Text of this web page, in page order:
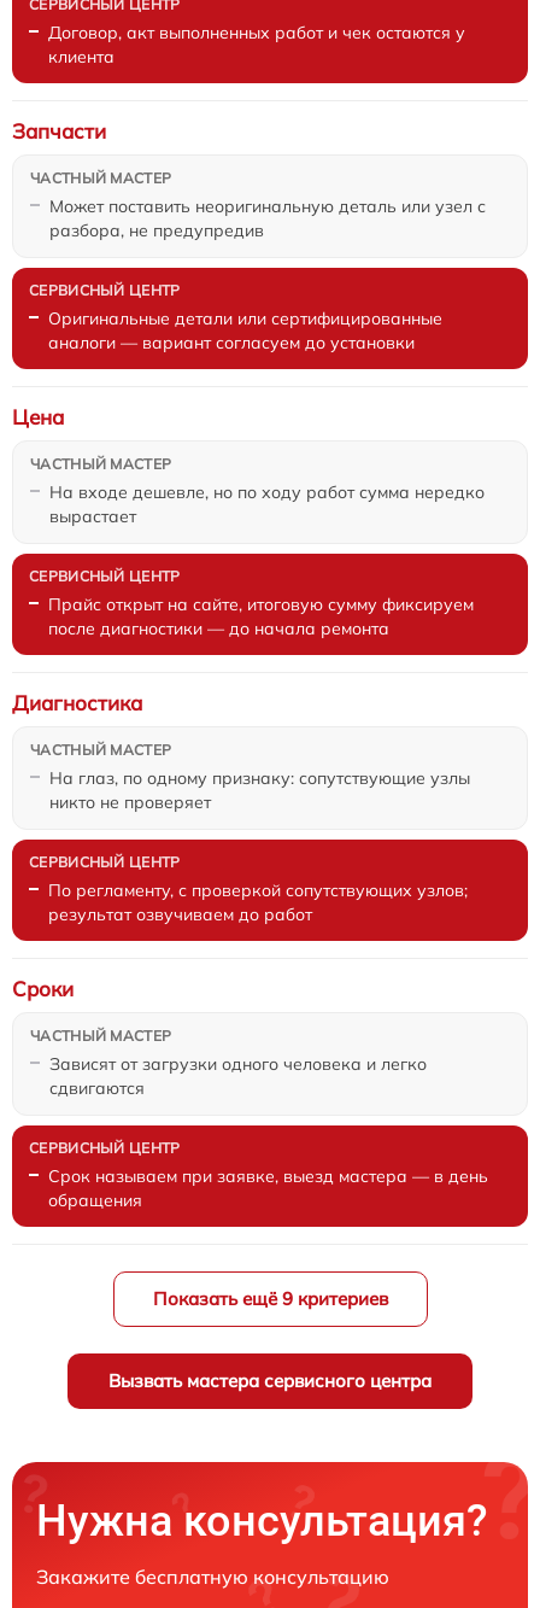
Договор, акт выполненных работ и чек остаются у
клиента
Может поставить неоригинальную деталь или узел с
разбора, не предупредив
Запчасти
Оригинальные детали или сертифицированные
аналоги — вариант согласуем до установки
На входе дешевле, но по ходу работ сумма нередко
вырастает
Цена
Прайс открыт на сайте, итоговую сумму фиксируем
после диагностики — до начала ремонта
На глаз, по одному признаку: сопутствующие узлы
никто не проверяет
Диагностика
По регламенту, с проверкой сопутствующих узлов;
результат озвучиваем до работ
Зависят от загрузки одного человека и легко
сдвигаются
Сроки
Срок называем при заявке, выезд мастера — в день
обращения
Показать ещё 9 критериев
Вызвать мастера сервисного центра
Нужна консультация?
Закажите бесплатную консультацию